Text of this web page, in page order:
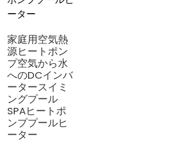
家庭用空気熱
源ヒートポン
プ空気から水
へのDCインバ
ータースイミ
ングプール
SPAヒートポ
ンププールヒ
ーター